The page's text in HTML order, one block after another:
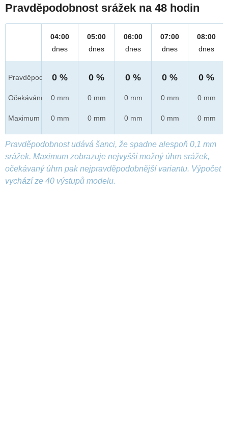
Pravděpodobnost srážek na 48 hodin
Pravděpod.
Očekáváno
Maximum
04:00
dnes
0 %
0 mm
0 mm
05:00
dnes
0 %
0 mm
0 mm
06:00
dnes
0 %
0 mm
0 mm
07:00
dnes
0 %
0 mm
0 mm
08:00
dnes
0 %
0 mm
0 mm
Pravděpodobnost udává šanci, že spadne alespoň 0,1 mm
srážek. Maximum zobrazuje nejvyšší možný úhrn srážek,
očekávaný úhrn pak nejpravděpodobnější variantu. Výpočet
vychází ze 40 výstupů modelu.